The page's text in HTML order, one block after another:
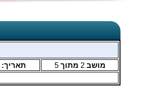
מושב2 מתוך5 תאריך: